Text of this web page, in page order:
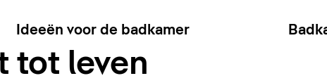
Ideeën voor de badkamer
tot leven